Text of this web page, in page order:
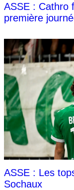
ASSE : Cathro
première
ASSE : Les
Sochaux